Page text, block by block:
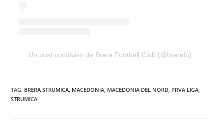
Un post condiviso da Brera Football Club (@brerafc)
TAG: BRERA STRUMICA, MACEDONIA, MACEDONIA DEL NORD, PRVA LIGA,
STRUMICA